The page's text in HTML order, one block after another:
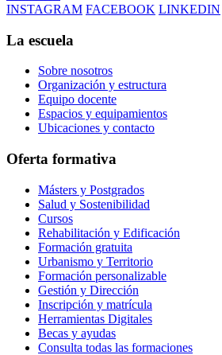
INSTAGRAM FACEBOOK LINKEDIN
La escuela
Sobre nosotros
Organización y estructura
Equipo docente
Espacios y equipamientos
Ubicaciones y contacto
Oferta formativa
Másters y Postgrados
Salud y Sostenibilidad
Cursos
Rehabilitación y Edificación
Formación gratuita
Urbanismo y Territorio
Formación personalizable
Gestión y Dirección
Inscripción y matrícula
Herramientas Digitales
Becas y ayudas
Consulta todas las formaciones